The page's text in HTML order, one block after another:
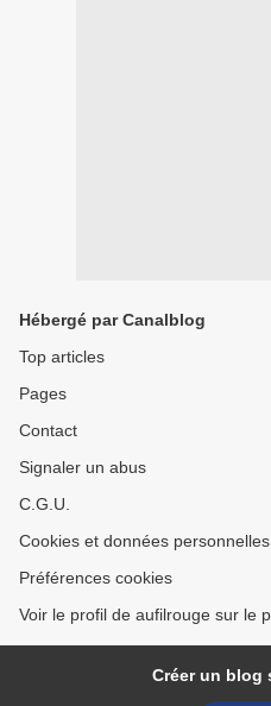
Hébergé par Canalblog
Top articles
Pages
Contact
Signaler un abus
C.G.U.
Cookies et données personnelles
Préférences cookies
Voir le profil de aufilrouge sur le
Créer un blog